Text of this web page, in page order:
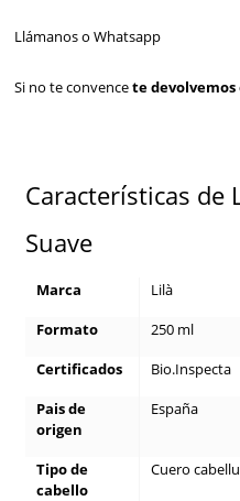
Llámanos o Whatsapp
Si no te convencete
Características de
Suave
Marca
Lilà
Formato
250 ml
Certificados
Bio.Inspecta
Pais de
origen
España
Tipo de
cabello
Cuero